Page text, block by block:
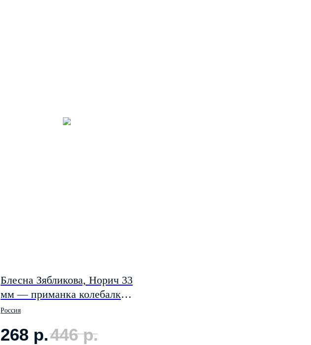
Блесна Зябликова, Норич 33
мм — приманка колебалка
ультралайт 3,3гр. цвет 1
Россия
268 р.446 р.